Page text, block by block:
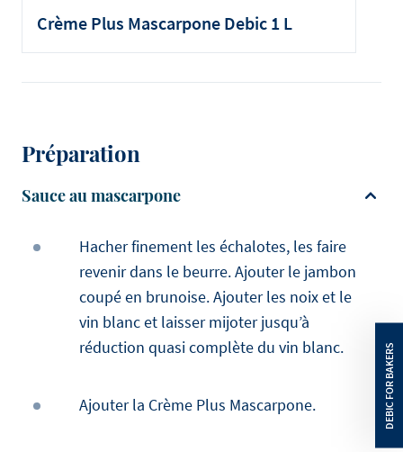
Crème Plus Mascarpone Debic 1 L
Préparation
Sauce au mascarpone
Hacher finement les échalotes, les faire
revenir dans le beurre. Ajouter le jambon
coupé en brunoise. Ajouter les noix et le
vin blanc et laisser mijoter jusqu’à
réduction quasi complète du vin blanc.
Ajouter la Crème Plus Mascarpone.